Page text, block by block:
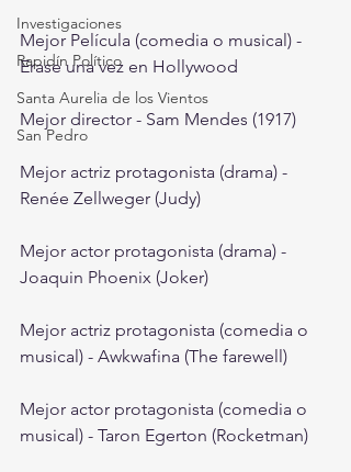
Investigaciones
Rapidín Político
Santa Aurelia de los Vientos
San Pedro
Mejor Película (comedia o musical) -
Erase una vez en Hollywood
Mejor director - Sam Mendes (1917)
Mejor actriz protagonista (drama) -
Renée Zellweger (Judy)
Mejor actor protagonista (drama) -
Joaquin Phoenix (Joker)
Mejor actriz protagonista (comedia o
musical) - Awkwafina (The farewell)
Mejor actor protagonista (comedia o
musical) - Taron Egerton (Rocketman)